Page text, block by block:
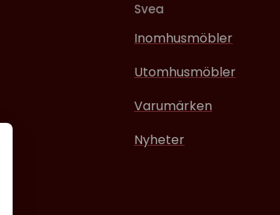
Svea
Inomhusmöbler
Utomhusmöbler
Varumärken
Nyheter